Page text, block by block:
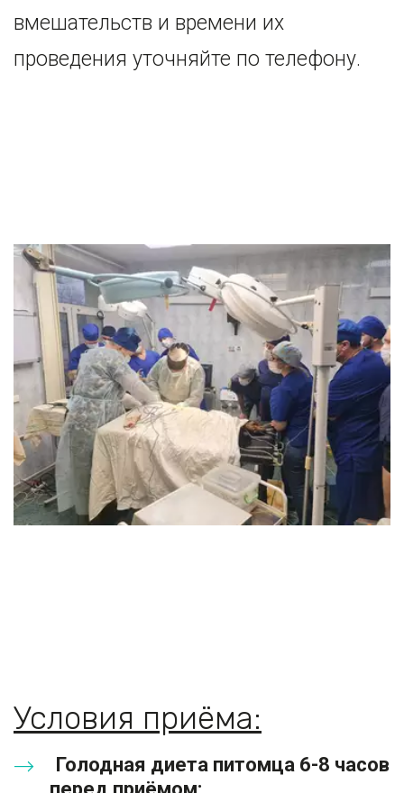
вмешательств и времени их
проведения уточняйте по телефону.
Условия приёма:
Голодная диета питомца 6-8 часов